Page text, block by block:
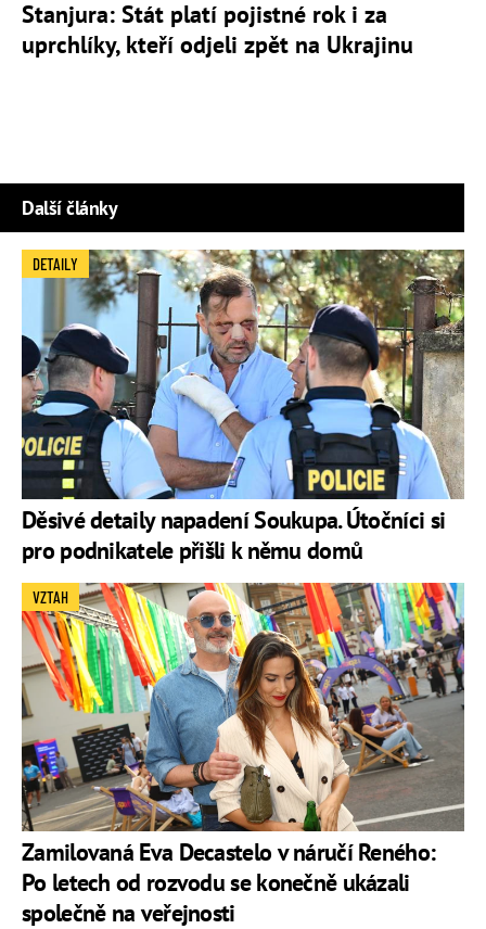
Stanjura: Stát platí pojistné rok i za
uprchlíky, kteří odjeli zpět na Ukrajinu
Další články
Děsivé detaily napadení Soukupa. Útočníci si
pro podnikatele přišli k němu domů
DETAILY
Zamilovaná Eva Decastelo v náručí Reného:
Po letech od rozvodu se konečně ukázali
společně na veřejnosti
VZTAH